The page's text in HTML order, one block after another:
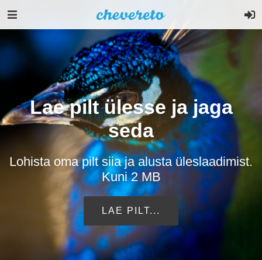
Lae pilt ülesse ja jaga
seda
Lohista oma pilt siia ja alusta üleslaadimist.
Kuni 2 MB
LAE PILT...